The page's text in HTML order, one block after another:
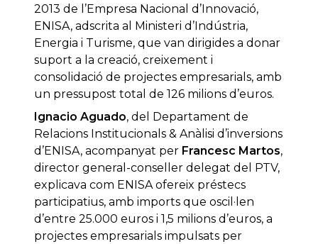
2013 de l’Empresa Nacional d’Innovació,
ENISA, adscrita al Ministeri d’Indústria,
Energia i Turisme, que van dirigides a donar
suport a la creació, creixement i
consolidació de projectes empresarials, amb
un pressupost total de 126 milions d’euros.
Ignacio Aguado, del Departament de
Relacions Institucionals & Anàlisi d’inversions
d’ENISA, acompanyat per Francesc Martos,
director general-conseller delegat del PTV,
explicava com ENISA ofereix préstecs
participatius, amb imports que oscil·len
d’entre 25.000 euros i 1,5 milions d’euros, a
projectes empresarials impulsats per